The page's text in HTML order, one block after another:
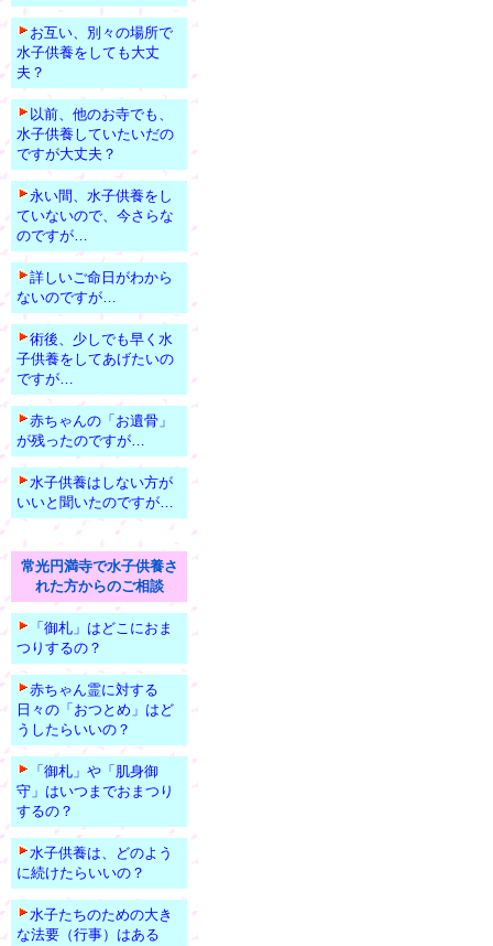
お互い、別々の場所で
水子供養をしても大丈
夫？
以前、他のお寺でも、
水子供養していたいだの
ですが大丈夫？
永い間、水子供養をし
ていないので、今さらな
のですが…
詳しいご命日がわから
ないのですが…
術後、少しでも早く水
子供養をしてあげたいの
ですが…
赤ちゃんの「お遺骨」
が残ったのですが…
水子供養はしない方が
いいと聞いたのですが…
常光円満寺で水子供養さ
れた方からのご相談
「御札」はどこにおま
つりするの？
赤ちゃん霊に対する
日々の「おつとめ」はど
うしたらいいの？
「御札」や「肌身御
守」はいつまでおまつり
するの？
水子供養は、どのよう
に続けたらいいの？
水子たちのための大き
な法要（行事）はある